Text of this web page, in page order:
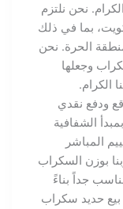
نحن نلتزم
بما في ذلك
الحرة. نحن
وجعلها
الكرام.
ودفع نقدي
الشفافية
المباشر
بوزن السكراب
جداً بناءً
حديد سكراب